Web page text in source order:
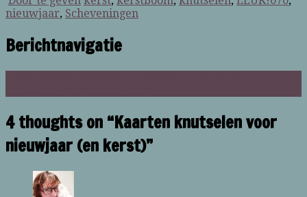
nieuwjaar, Scheveningen
Berichtnavigatie
4 thoughts on “Kaarten knutselen voor
nieuwjaar (en kerst)”